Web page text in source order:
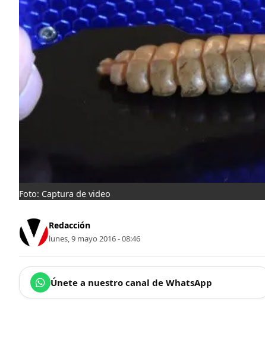
Foto: Captura de video
Redacción
lunes, 9 mayo 2016 - 08:46
Únete a nuestro canal de WhatsApp